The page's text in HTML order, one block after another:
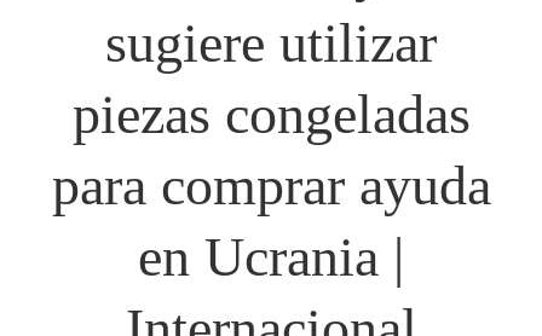
sugiere utilizar
piezas congeladas
para comprar ayuda
en Ucrania |